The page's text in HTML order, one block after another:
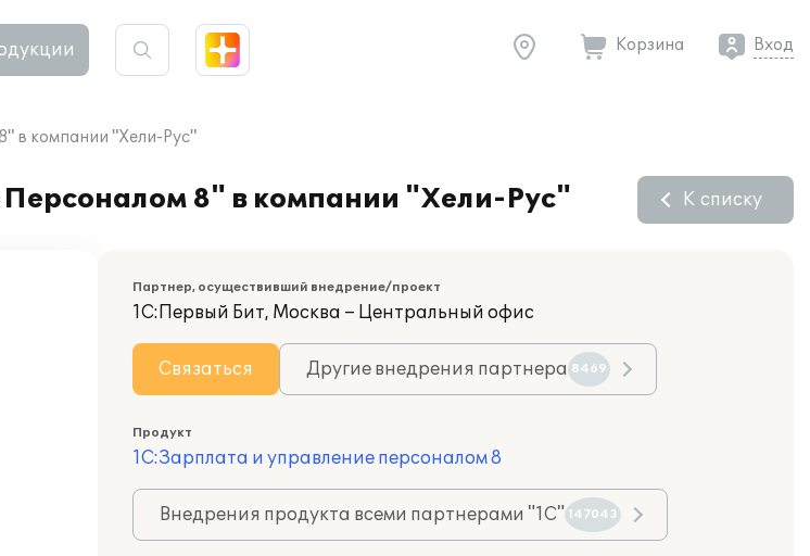
Корзина Вход
в компании "Хели-Рус"
8" в компании "Хели-Рус" К списку
Партнер, осуществивший внедрение/проект
1С:Первый Бит, Москва – Центральный офис
Связаться Другие внедрения партнера 8469
Продукт
1С:Зарплата и управление персоналом 8
Внедрения продукта всеми партнерами "1С" 147043